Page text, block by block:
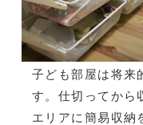
子ども部屋は将来
す。仕切ってから
エリアに簡易収納